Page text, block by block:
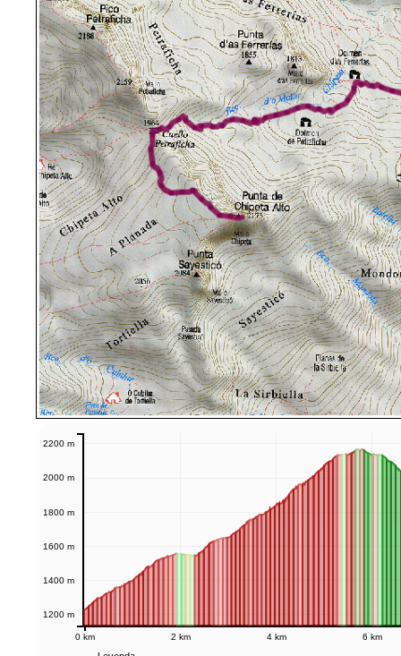
0 km 2 km 4 km 6 km
1200 m
1400 m
1600 m
1800 m
2000 m
2200 m